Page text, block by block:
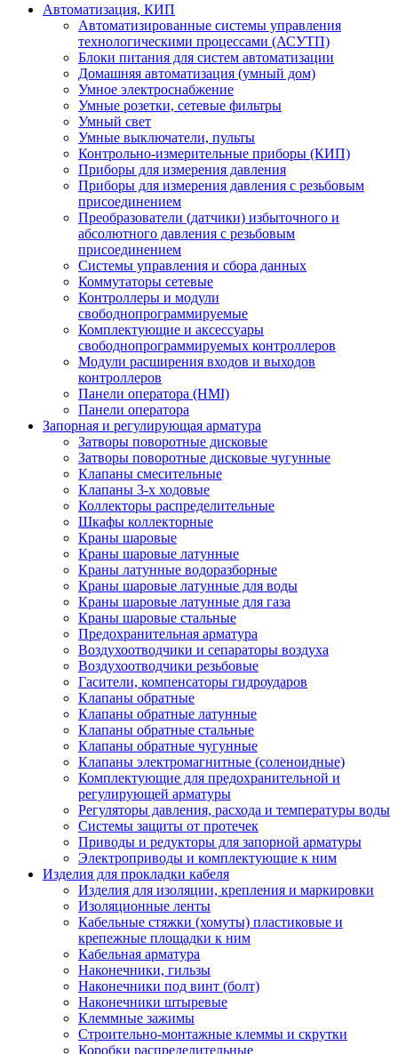
Автоматизация, КИП
Автоматизированные системы управления
технологическими процессами (АСУТП)
Блоки питания для систем автоматизации
Домашняя автоматизация (умный дом)
Умное электроснабжение
Умные розетки, сетевые фильтры
Умный свет
Умные выключатели, пульты
Контрольно-измерительные приборы (КИП)
Приборы для измерения давления
Приборы для измерения давления с резьбовым
присоединением
Преобразователи (датчики) избыточного и
абсолютного давления с резьбовым
присоединением
Системы управления и сбора данных
Коммутаторы сетевые
Контроллеры и модули
свободнопрограммируемые
Комплектующие и аксессуары
свободнопрограммируемых контроллеров
Модули расширения входов и выходов
контроллеров
Панели оператора (HMI)
Панели оператора
Запорная и регулирующая арматура
Затворы поворотные дисковые
Затворы поворотные дисковые чугунные
Клапаны смесительные
Клапаны 3-х ходовые
Коллекторы распределительные
Шкафы коллекторные
Краны шаровые
Краны шаровые латунные
Краны латунные водоразборные
Краны шаровые латунные для воды
Краны шаровые латунные для газа
Краны шаровые стальные
Предохранительная арматура
Воздухоотводчики и сепараторы воздуха
Воздухоотводчики резьбовые
Гасители, компенсаторы гидроударов
Клапаны обратные
Клапаны обратные латунные
Клапаны обратные стальные
Клапаны обратные чугунные
Клапаны электромагнитные (соленоидные)
Комплектующие для предохранительной и
регулирующей арматуры
Регуляторы давления, расхода и температуры воды
Системы защиты от протечек
Приводы и редукторы для запорной арматуры
Электроприводы и комплектующие к ним
Изделия для прокладки кабеля
Изделия для изоляции, крепления и маркировки
Изоляционные ленты
Кабельные стяжки (хомуты) пластиковые и
крепежные площадки к ним
Кабельная арматура
Наконечники, гильзы
Наконечники под винт (болт)
Наконечники штыревые
Клеммные зажимы
Строительно-монтажные клеммы и скрутки
Коробки распределительные